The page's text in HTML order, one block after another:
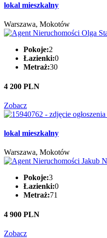
lokal mieszkalny
Warszawa, Mokotów
Pokoje:2
Łazienki:0
Metraż:30
4 200 PLN
Zobacz
lokal mieszkalny
Warszawa, Mokotów
Pokoje:3
Łazienki:0
Metraż:71
4 900 PLN
Zobacz